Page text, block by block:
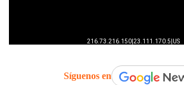
Síguenos en